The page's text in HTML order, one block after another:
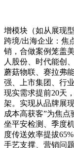
增模块（如从展现
跨境/出海企业：焦
销，合做案例笼盖
人股份、时代能创
蘑菇物联、赛拉弗
强、上市集团、行
现实需求提前20天
架。实现从品牌展
成本高获客”为焦
坐平安检测、季度
度传送效率提拔
手艺支撑、营销问